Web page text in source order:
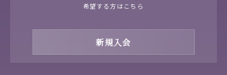
希望する方はこちら